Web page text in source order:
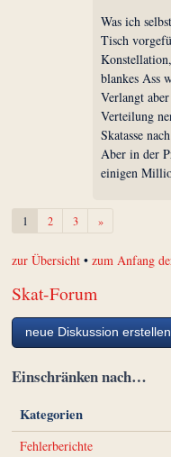
Was ich
Tisch
blankes Ass
Verlangt
Verteilung
Skatasse
Aber in der
einigen
1 2 3 »Weiter
zur Übersicht •zum Anfang
Skat-Forum
neue Diskussion erstellen
Einschränken nach…
Kategorien
Fehlerberichte